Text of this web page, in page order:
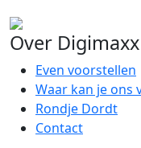
Over Digimaxx
Even voorstellen
Waar kan je ons
Rondje Dordt
Contact